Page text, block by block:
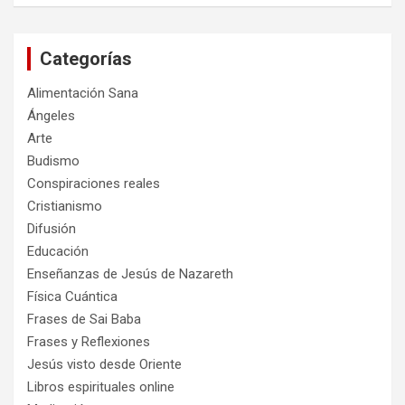
Categorías
Alimentación Sana
Ángeles
Arte
Budismo
Conspiraciones reales
Cristianismo
Difusión
Educación
Enseñanzas de Jesús de Nazareth
Física Cuántica
Frases de Sai Baba
Frases y Reflexiones
Jesús visto desde Oriente
Libros espirituales online